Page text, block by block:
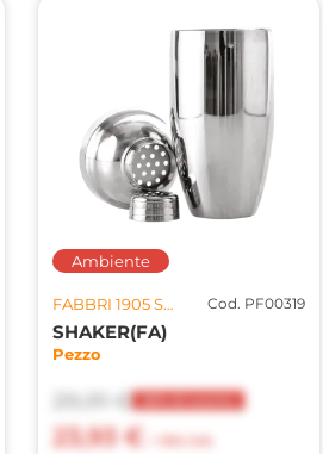
Ambiente
FABBRI 1905 SPA U.S. Cod. PF00319
SHAKER(FA)
Pezzo
29,91 €
23,93 €